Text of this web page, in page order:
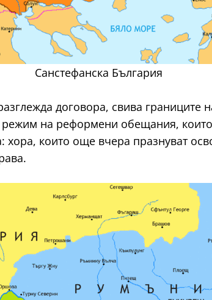
Санстефанска България
договора, свива
на реформени обещания,
които още вчера празнуват